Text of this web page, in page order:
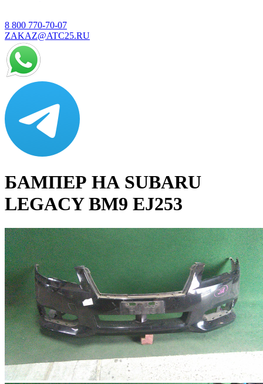
8 800 770-70-07
ZAKAZ@ATC25.RU
БАМПЕР НА SUBARU
LEGACY BM9 EJ253